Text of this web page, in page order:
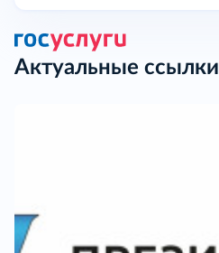
Актуальные ссылки